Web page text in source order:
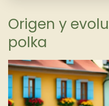
Origen y
polka